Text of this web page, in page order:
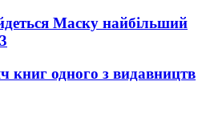
Маску найбільший
книг одного з видавництв